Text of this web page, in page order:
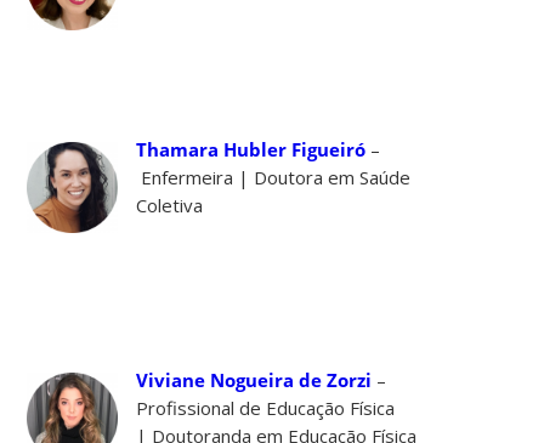
Thamara Hubler Figueiró –
Enfermeira | Doutora em Saúde
Coletiva
Viviane Nogueira de Zorzi –
Profissional de Educação Física
| Doutoranda em Educação Física